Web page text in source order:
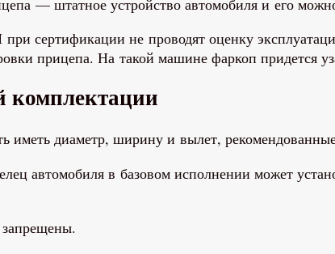
— штатное устройство автомобиля и его
сертификации не проводят оценку
прицепа. На такой машине фаркоп придется
комплектации
иметь диаметр, ширину и вылет,
автомобиля в базовом исполнении может